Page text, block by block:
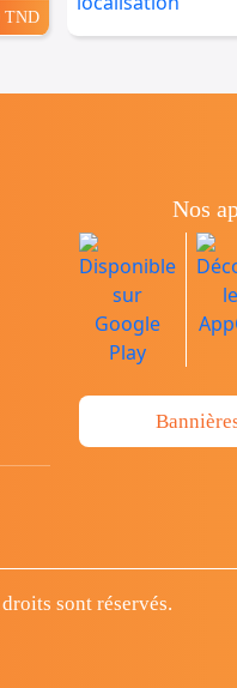
TND
Nos
sont réservés.